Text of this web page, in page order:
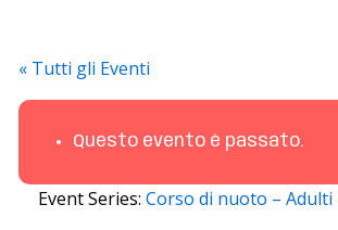
« Tutti gli Eventi
Questo evento è passato.
Event Series: Corso di nuoto – Adulti